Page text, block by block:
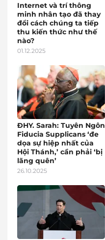
Internet và trí thông
minh nhân tạo đã thay
đổi cách chúng ta tiếp
thu kiến thức như thế
nào?
01.12.2025
ĐHY. Sarah: Tuyên Ngôn
Fiducia Supplicans ‘đe
dọa sự hiệp nhất của
Hội Thánh,’ cần phải ‘bị
lãng quên’
26.10.2025